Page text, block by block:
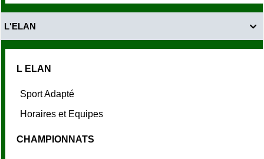

L'ELAN
L ELAN
Sport Adapté
Horaires et Equipes
CHAMPIONNATS